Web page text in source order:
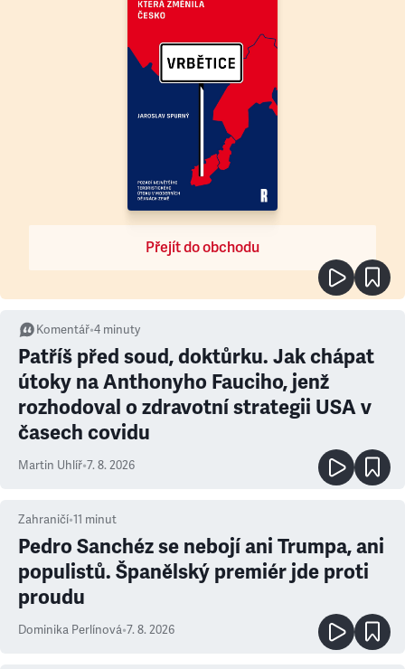
Přejít do obchodu
Komentář•4 minuty
Patříš před soud, doktůrku. Jak chápat
útoky na Anthonyho Fauciho, jenž
rozhodoval o zdravotní strategii USA v
časech covidu
Martin Uhlíř•7. 8. 2026
Zahraničí•11 minut
Pedro Sanchéz se nebojí ani Trumpa, ani
populistů. Španělský premiér jde proti
proudu
Dominika Perlínová•7. 8. 2026